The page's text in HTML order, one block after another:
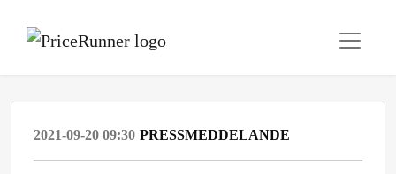
2021-09-20 09:30 PRESSMEDDELANDE